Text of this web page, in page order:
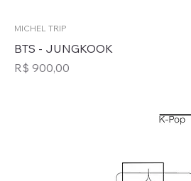
MICHEL TRIP
BTS - JUNGKOOK
Preço
R$ 900,00